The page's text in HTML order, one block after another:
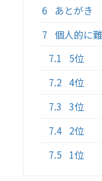
6
あとがき
7 個人的に
7.1
5位
7.2 4位
7.3 3位
7.4 2位
7.5 1位